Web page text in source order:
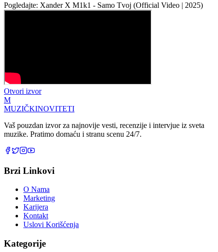
Pogledajte: Xander X M1k1 - Samo Tvoj (Official Video | 2025)
Otvori izvor
M
MUZIČKINOVITETI
Vaš pouzdan izvor za najnovije vesti, recenzije i intervjue iz sveta
muzike. Pratimo domaću i stranu scenu 24/7.
Brzi Linkovi
O Nama
Marketing
Karijera
Kontakt
Uslovi Korišćenja
Kategorije